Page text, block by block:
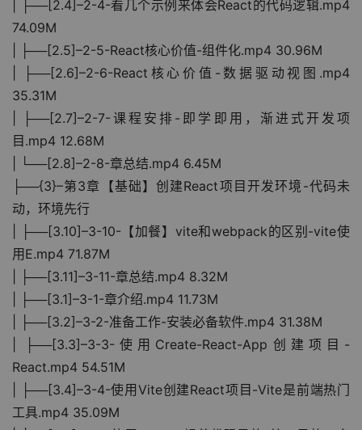
| ├──[2.4]–2-4-看几个示例来体会React的代码逻辑.mp4
74.09M
| ├──[2.5]–2-5-React核心价值-组件化.mp4 30.96M
| ├──[2.6]–2-6-React核心价值-数据驱动视图.mp4
35.31M
| ├──[2.7]–2-7-课程安排-即学即用，渐进式开发项
目.mp4 12.68M
| └──[2.8]–2-8-章总结.mp4 6.45M
├──{3}–第3章【基础】创建React项目开发环境-代码未
动，环境先行
| ├──[3.10]–3-10-【加餐】vite和webpack的区别-vite使
用E.mp4 71.87M
| ├──[3.11]–3-11-章总结.mp4 8.32M
| ├──[3.1]–3-1-章介绍.mp4 11.73M
| ├──[3.2]–3-2-准备工作-安装必备软件.mp4 31.38M
| ├──[3.3]–3-3-使用Create-React-App创建项目-
React.mp4 54.51M
| ├──[3.4]–3-4-使用Vite创建React项目-Vite是前端热门
工具.mp4 35.09M